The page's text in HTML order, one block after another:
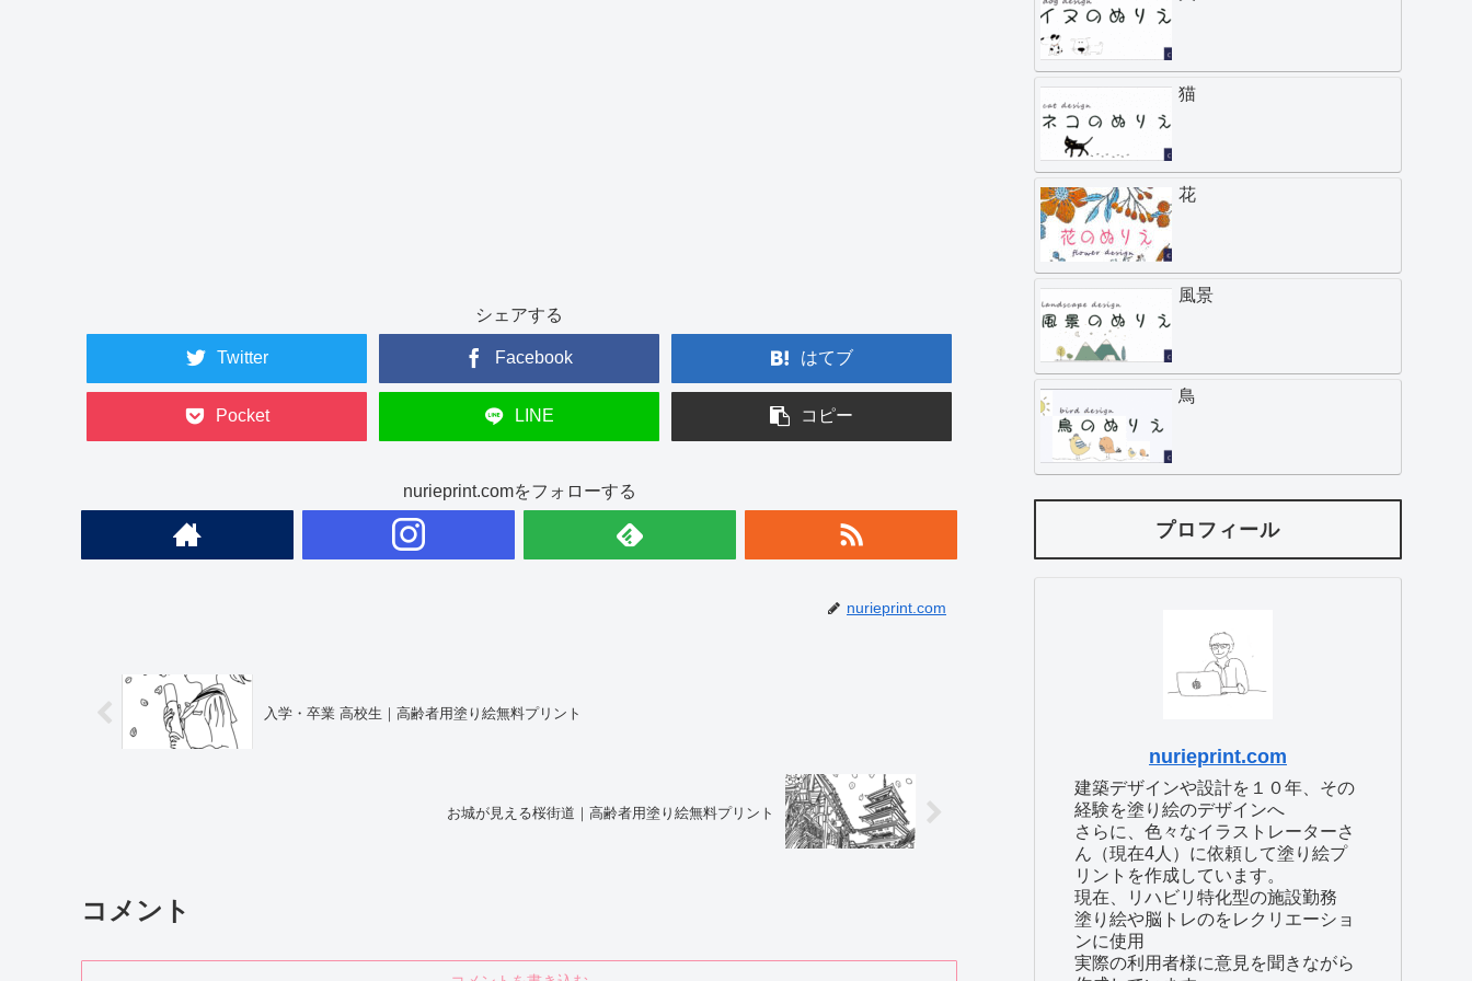
シェアする
Twitter Facebook はてブ
Pocket LINE コピー
nurieprint.comをフォローする
nurieprint.com
入学・卒業 高校生｜高齢者用塗り絵無料プリント
お城が見える桜街道｜高齢者用塗り絵無料プリント
コメント
猫
花
風景
鳥
プロフィール
nurieprint.com
建築デザインや設計を１０年、その
経験を塗り絵のデザインへ
さらに、色々なイラストレーターさ
ん（現在4人）に依頼して塗り絵プ
リントを作成しています。
現在、リハビリ特化型の施設勤務
塗り絵や脳トレのをレクリエーショ
ンに使用
実際の利用者様に意見を聞きながら